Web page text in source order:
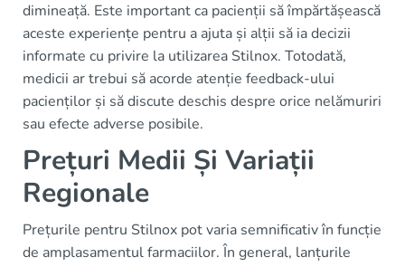
dimineață. Este important ca pacienții să împărtășească
aceste experiențe pentru a ajuta și alții să ia decizii
informate cu privire la utilizarea Stilnox. Totodată,
medicii ar trebui să acorde atenție feedback-ului
pacienților și să discute deschis despre orice nelămuriri
sau efecte adverse posibile.
Prețuri Medii Și Variații
Regionale
Prețurile pentru Stilnox pot varia semnificativ în funcție
de amplasamentul farmaciilor. În general, lanțurile